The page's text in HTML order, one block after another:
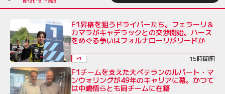
F1昇格を狙うドライバーたち。フェラーリ＆
カマラがキャデラックとの交渉開始。ハース
をめぐる争いはフォルナローリがリードか
F1 15時間前
F1チームを支えた大ベテランのルパート・マ
ンウォリングが49年のキャリアに幕。かつて
は中嶋悟らとも同チームに在籍